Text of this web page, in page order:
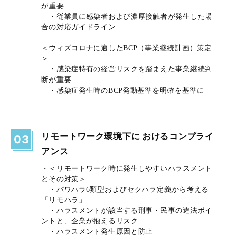
が重要
・従業員に感染者および濃厚接触者が発生した場
合の対応ガイドライン
＜ウィズコロナに適したBCP（事業継続計画）策定
＞
・感染症特有の経営リスクを踏まえた事業継続判
断が重要
・感染症発生時のBCP発動基準を明確を基準に
03
リモートワーク環境下に おけるコンプライ
アンス
・＜リモートワーク時に発生しやすいハラスメント
とその対策＞
・パワハラ6類型およびセクハラ定義から考える
「リモハラ」
・ハラスメントが該当する刑事・民事の違法ポイ
ントと、企業が抱えるリスク
・ハラスメント発生原因と防止